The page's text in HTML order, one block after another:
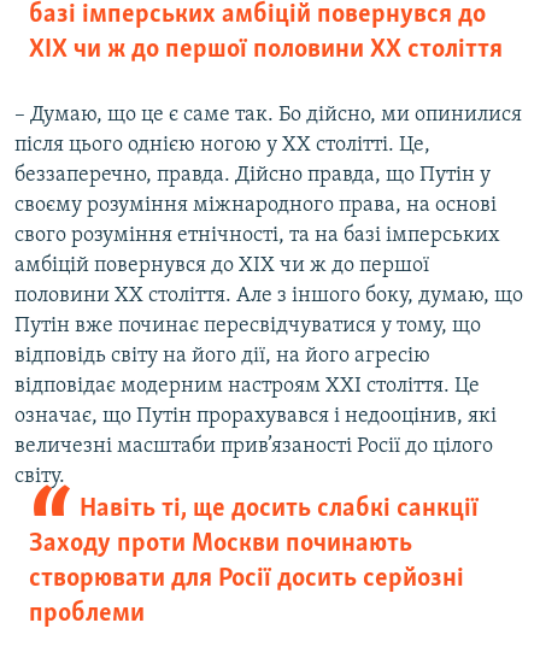
базі імперських амбіцій повернувся до
ХІХ чи ж до першої половини ХХ століття
– Думаю, що це є саме так. Бо дійсно, ми опинилися
після цього однією ногою у ХХ столітті. Це,
беззаперечно, правда. Дійсно правда, що Путін у
своєму розуміння міжнародного права, на основі
свого розуміння етнічності, та на базі імперських
амбіцій повернувся до ХІХ чи ж до першої
половини ХХ століття. Але з іншого боку, думаю, що
Путін вже починає пересвідчуватися у тому, що
відповідь світу на його дії, на його агресію
відповідає модерним настроям ХХІ століття. Це
означає, що Путін прорахувався і недооцінив, які
величезні масштаби прив’язаності Росії до цілого
світу.
Навіть ті, ще досить слабкі санкції
Заходу проти Москви починають
створювати для Росії досить серйозні
проблеми